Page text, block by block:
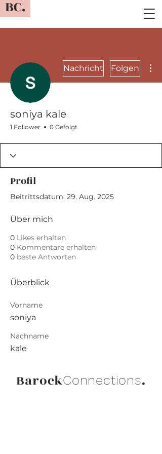
BC.
Nachricht Folgen
soniya kale
1 Follower 0 Gefolgt
Profil
Beitrittsdatum: 29. Aug. 2025
Über mich
0 Likes erhalten
0 Kommentare erhalten
0 beste Antworten
Überblick
Vorname
soniya
Nachname
kale
BarockConnections.